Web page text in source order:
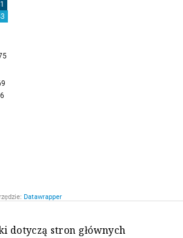
dotyczą stron głównych